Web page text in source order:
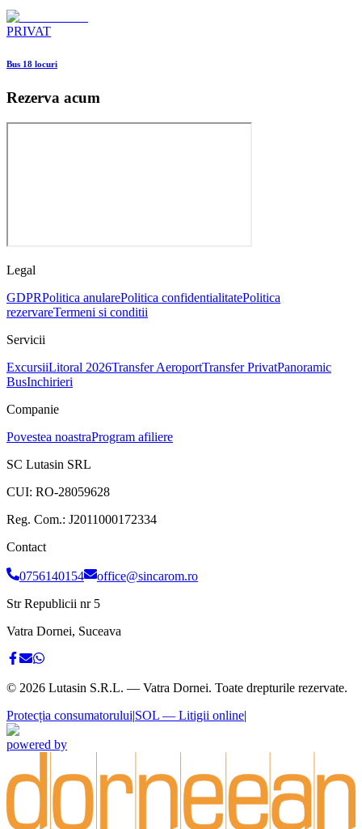
PRIVAT
Bus 18 locuri
Rezerva acum
Legal
GDPRPolitica anularePolitica confidentialitatePolitica
rezervareTermeni si conditii
Servicii
ExcursiiLitoral 2026Transfer AeroportTransfer PrivatPanoramic
BusInchirieri
Companie
Povestea noastraProgram afiliere
SC Lutasin SRL
CUI: RO-28059628
Reg. Com.: J2011000172334
Contact
0756140154
office@sincarom.ro
Str Republicii nr 5
Vatra Dornei, Suceava
© 2026 Lutasin S.R.L. — Vatra Dornei. Toate drepturile rezervate.
Protecția consumatorului|SOL — Litigii online|
powered by